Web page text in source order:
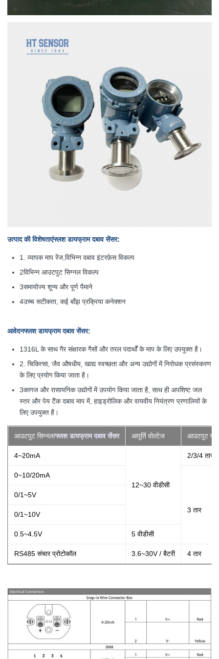
उत्पाद की विशेषताएंफ्लश डायफ्राम दबाव सेंसर:
1. व्यापक माप रेंज,विभिन्न दबाव इंटरफ़ेस विकल्प
2विभिन्न आउटपुट सिग्नल विकल्प
3समायोज्य शून्य और पूर्ण पैमाने
4उच्च सटीकता, कई बाँझ प्रक्रिया कनेक्शन
आवेदनफ्लश डायफ्राम दबाव सेंसर:
1316L के साथ गैर संक्षारक गैसों और तरल पदार्थों के माप के लिए उपयुक्त है।
2. चिकित्सा, जैव औषधीय, खाद्य स्वच्छता और अन्य उद्योगों में निरोधक प्रसंस्करण
के लिए प्रयोग किया जाता है।
3कागज और रासायनिक उद्योगों में उपयोग किया जाता है, साथ ही अपशिष्ट जल
स्तर और पेय टैंक दबाव माप में, हाइड्रोलिक और वायवीय नियंत्रण प्रणालियों के
लिए उपयुक्त है।
आउटपुट सिग्नलfफ्लश डायफ्राम दबाव सेंसर आपूर्ति वोल्टेज आउटपुट
4~20mA
12~30 वीडीसी
2/3/4 तार
0~10/20mA
3 तार
0/1~5V
0/1~10V
0.5~4.5V 5 वीडीसी
RS485 संचार प्रोटोकॉल 3.6~30V / बैटरी 4 तार